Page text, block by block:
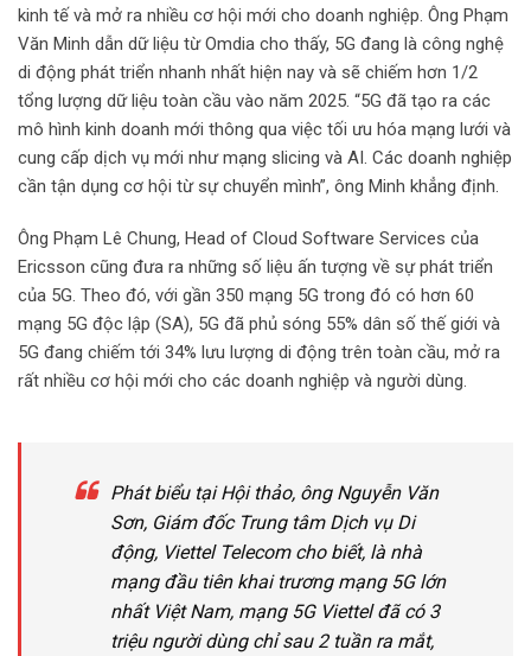
kinh tế và mở ra nhiều cơ hội mới cho doanh nghiệp. Ông Phạm
Văn Minh dẫn dữ liệu từ Omdia cho thấy, 5G đang là công nghệ
di động phát triển nhanh nhất hiện nay và sẽ chiếm hơn 1/2
tổng lượng dữ liệu toàn cầu vào năm 2025. “5G đã tạo ra các
mô hình kinh doanh mới thông qua việc tối ưu hóa mạng lưới và
cung cấp dịch vụ mới như mạng slicing và AI. Các doanh nghiệp
cần tận dụng cơ hội từ sự chuyển mình”, ông Minh khẳng định.
Ông Phạm Lê Chung, Head of Cloud Software Services của
Ericsson cũng đưa ra những số liệu ấn tượng về sự phát triển
của 5G. Theo đó, với gần 350 mạng 5G trong đó có hơn 60
mạng 5G độc lập (SA), 5G đã phủ sóng 55% dân số thế giới và
5G đang chiếm tới 34% lưu lượng di động trên toàn cầu, mở ra
rất nhiều cơ hội mới cho các doanh nghiệp và người dùng.
Phát biểu tại Hội thảo, ông Nguyễn Văn
Sơn, Giám đốc Trung tâm Dịch vụ Di
động, Viettel Telecom cho biết, là nhà
mạng đầu tiên khai trương mạng 5G lớn
nhất Việt Nam, mạng 5G Viettel đã có 3
triệu người dùng chỉ sau 2 tuần ra mắt,